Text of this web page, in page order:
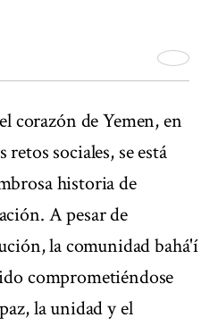
corazón de Yemen, en
sociales, se está
historia de
A pesar de
la comunidad bahá'í
comprometiéndose
la unidad y el